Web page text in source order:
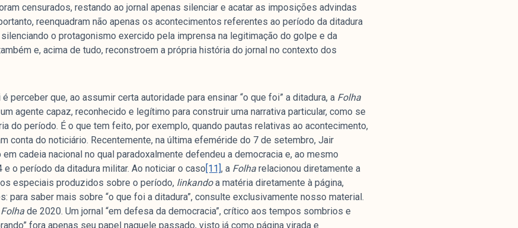
Entrevistas M
da cobertura da grande mídia sobre
pelo Laboratório de Estudos de Mídia e
registro no Diretório de Grupos de Pesquisa
Equipe
Na Mídia
Parcerias
Parceria
censurados, restando ao jornal apenas silenciar e acatar as imposições advindas
reenquadram não apenas os acontecimentos referentes ao período da ditadura
o protagonismo exercido pela imprensa na legitimação do golpe e da
e, acima de tudo, reconstroem a própria história do jornal no contexto dos
perceber que, ao assumir certa autoridade para ensinar “o que foi” a ditadura, a Folha
agente capaz, reconhecido e legítimo para construir uma narrativa particular, como se
do período. É o que tem feito, por exemplo, quando pautas relativas ao acontecimento,
conta do noticiário. Recentemente, na última efeméride do 7 de setembro, Jair
cadeia nacional no qual paradoxalmente defendeu a democracia e, ao mesmo
o período da ditadura militar. Ao noticiar o caso[11], a Folha relacionou diretamente a
especiais produzidos sobre o período, linkandoa matéria diretamente à página,
para saber mais sobre “o que foi a ditadura”, consulte exclusivamente nosso material.
Folha de 2020. Um jornal “em defesa da democracia”, crítico aos tempos sombrios e
fora apenas seu papel naquele passado, visto já como página virada e